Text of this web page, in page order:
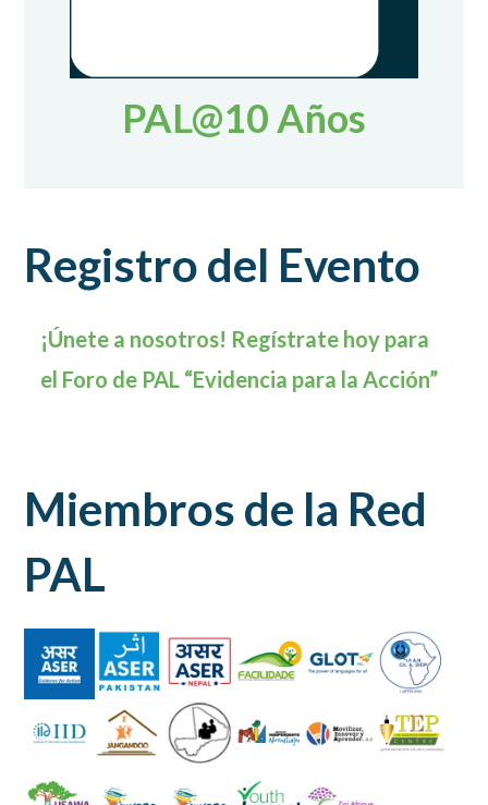
PAL@10 Años
Registro del Evento
¡Únete a nosotros! Regístrate hoy para
el Foro de PAL “Evidencia para la Acción”
Miembros de la Red
PAL